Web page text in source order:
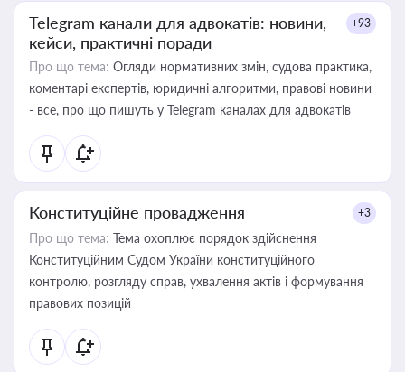
Telegram канали для адвокатів: новини,
кейси, практичні поради
+93
Про що тема: Огляди нормативних змін, судова практика,
коментарі експертів, юридичні алгоритми, правові новини
- все, про що пишуть у Telegram каналах для адвокатів
Конституційне провадження +3
Про що тема: Тема охоплює порядок здійснення
Конституційним Судом України конституційного
контролю, розгляду справ, ухвалення актів і формування
правових позицій